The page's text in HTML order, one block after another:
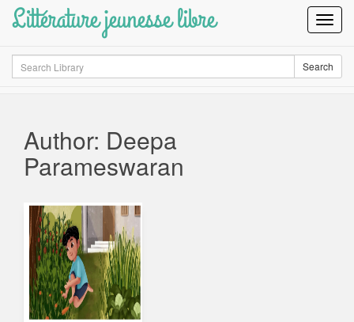
Littérature jeunesse libre
Search Search
Author: Deepa
Parameswaran